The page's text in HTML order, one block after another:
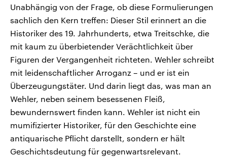
Unabhängig von der Frage, ob diese Formulierungen
sachlich den Kern treffen: Dieser Stil erinnert an die
Historiker des 19. Jahrhunderts, etwa Treitschke, die
mit kaum zu überbietender Verächtlichkeit über
Figuren der Vergangenheit richteten. Wehler schreibt
mit leidenschaftlicher Arroganz – und er ist ein
Überzeugungstäter. Und darin liegt das, was man an
Wehler, neben seinem besessenen Fleiß,
bewundernswert finden kann. Wehler ist nicht ein
mumifizierter Historiker, für den Geschichte eine
antiquarische Pflicht darstellt, sondern er hält
Geschichtsdeutung für gegenwartsrelevant.